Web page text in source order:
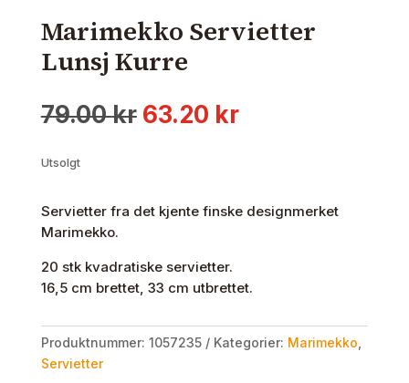
Marimekko Servietter
Lunsj Kurre
79.00kr Opprinnelig
63.20 krNåværende
Utsolgt
Servietter fra det kjente finske designmerket
Marimekko.
20 stk kvadratiske servietter.
16,5 cm brettet, 33 cm utbrettet.
Produktnummer: 1057235 Kategorier: Marimekko
Servietter